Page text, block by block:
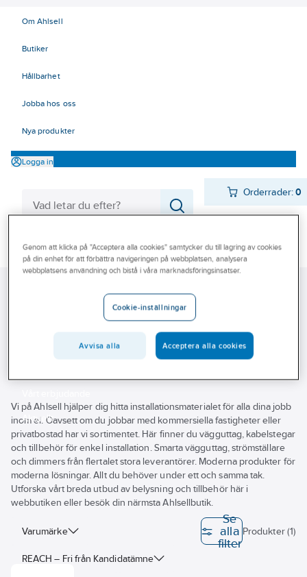
Om Ahlsell
Butiker
Hållbarhet
Jobba hos oss
Nya produkter
Logga in
Orderrader:0
Produkter
Varumärken
Aktuellt
Beställ direkt
17 Fastighetsautomation / IoT
KNX KNX Hager
KNX Tebis TX
Vi på Ahlsell hjälper dig hitta installationsmaterialet för alla dina jobb
inom el. Oavsett om du jobbar med kommersiella fastigheter eller
privatbostad har vi sortimentet. Här finner du vägguttag, kabelstegar
och tillbehör för enkel installation. Smarta vägguttag, strömställare
och dimmers från flertalet stora leverantörer. Moderna produkter för
moderna lösningar. Allt du behöver under ett och samma tak.
Utforska vårt breda utbud av belysning och tillbehör här i
webbutiken eller besök din närmsta Ahlsellbutik.
Varumärke
REACH – Fri från Kandidatämne
Se
alla
filter
Produkter (1)
Genom att klicka på "Acceptera alla cookies" samtycker du till lagring av cookies
på din enhet för att förbättra navigeringen på webbplatsen, analysera
webbplatsens användning och bistå i våra marknadsföringsinsatser.
Cookie-inställningar
Avvisa alla Acceptera alla cookies